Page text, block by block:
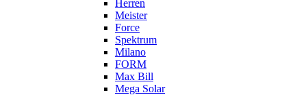
Herren
Meister
Force
Spektrum
Milano
FORM
Max Bill
Mega Solar